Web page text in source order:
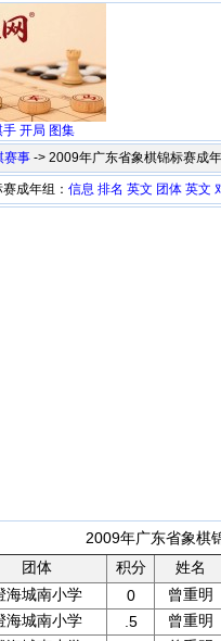
手 开局 图集
赛事 -> 2009年广东省象棋锦标赛成
成年组： 信息 排名 英文 团体 英文
2009年广东省象棋
团体 积分 姓名
海城南小学 0 曾重明
海城南小学 .5 曾重明